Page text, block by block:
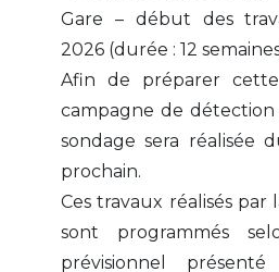
Gare – début des
2026 (durée : 12
Afin de préparer
campagne de
sondage sera réalisée
prochain.
Ces travaux réalisés par
sont programmés
prévisionnel présenté